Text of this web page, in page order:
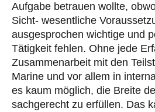
Aufgabe betrauen wollte,
Sicht- wesentliche
ausgesprochen wichtige und
Tätigkeit fehlen. Ohne jede
Zusammenarbeit mit den
Marine und vor allem in
es kaum möglich, die Breite
sachgerecht zu erfüllen. Das